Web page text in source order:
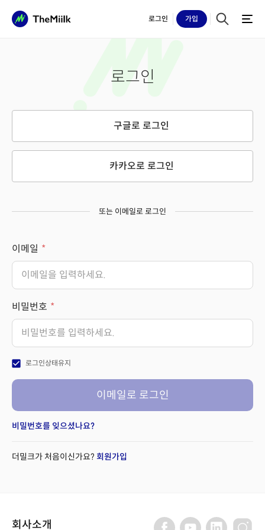
로그인 가입
로그인
구글로 로그인
카카오로 로그인
또는 이메일로 로그인
이메일
비밀번호
check_box 로그인상태유지
이메일로 로그인
비밀번호를 잊으셨나요?
더밀크가 처음이신가요? 회원가입
회사소개